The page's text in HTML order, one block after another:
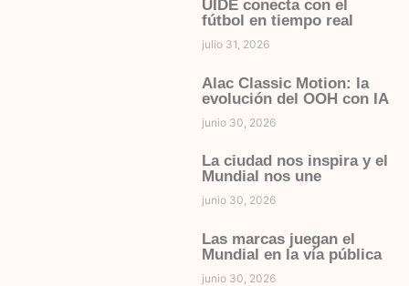
UIDE conecta con el
fútbol en tiempo real
julio 31, 2026
Alac Classic Motion: la
evolución del OOH con IA
junio 30, 2026
La ciudad nos inspira y el
Mundial nos une
junio 30, 2026
Las marcas juegan el
Mundial en la vía pública
junio 30, 2026